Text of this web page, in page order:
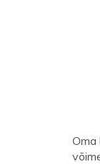
Oma